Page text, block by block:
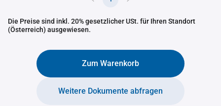
Die Preise sind inkl. 20% gesetzlicher USt. für Ihren Standort
(Österreich) ausgewiesen.
Zum Warenkorb
Weitere Dokumente abfragen